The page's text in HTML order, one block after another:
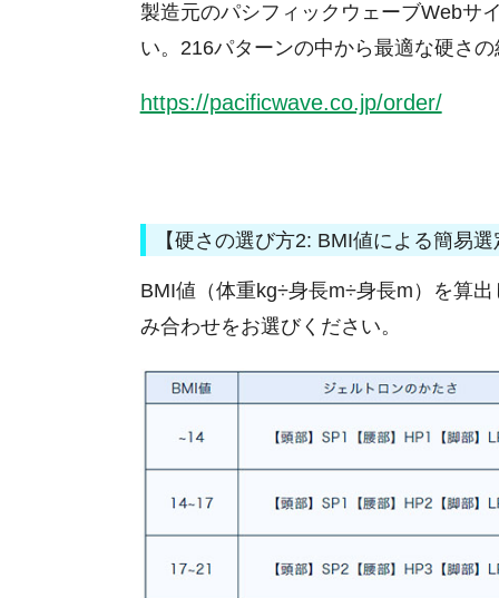
製造元のパシフィックウェーブWebサ
い。216パターンの中から最適な硬さ
https://pacificwave.co.jp/order/
【硬さの選び方2: BMI値による簡易選
BMI値（体重kg÷⾝⻑m÷⾝⻑m）を算
み合わせをお選びください。